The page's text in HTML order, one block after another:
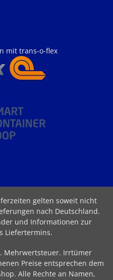
mit trans-o-flex
gelten soweit nicht
nach Deutschland.
und Informationen zur
Liefertermins.
Mehrwertsteuer. Irrtümer
Preise entsprechen dem
Alle Rechte an Namen,